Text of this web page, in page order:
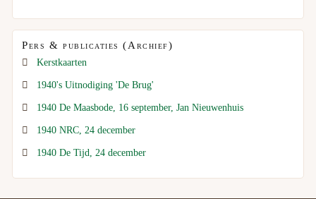
Pers & publicaties (Archief)
Kerstkaarten
1940's Uitnodiging 'De Brug'
1940 De Maasbode, 16 september, Jan Nieuwenhuis
1940 NRC, 24 december
1940 De Tijd, 24 december